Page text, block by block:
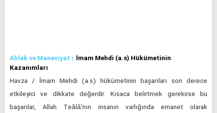
Ahlak ve Maneviyat
İmam Mehdi (a.s) Hükümetinin
Kazanımları
Havza / İmam Mehdi (a.s) hükümetinin başarıları son derece
etkileyici ve dikkate değerdir. Kısaca belirtmek gerekirse bu
başarılar, Allah Teâlâ'nın insanın varlığında emanet olarak